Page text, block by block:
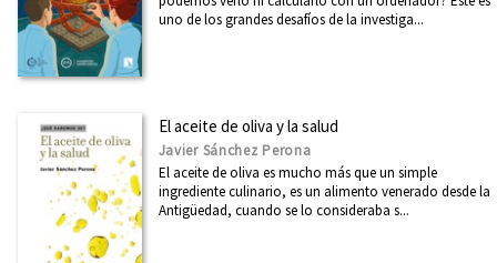
uno de los grandes desafíos de la investiga...
El aceite de oliva y la salud
Javier Sánchez Perona
El aceite de oliva es mucho más que un simple
ingrediente culinario, es un alimento venerado desde la
Antigüedad, cuando se lo consideraba s...